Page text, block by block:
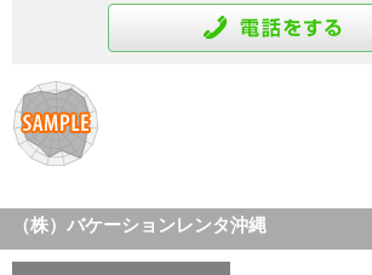
（株）バケーションレンタ沖縄